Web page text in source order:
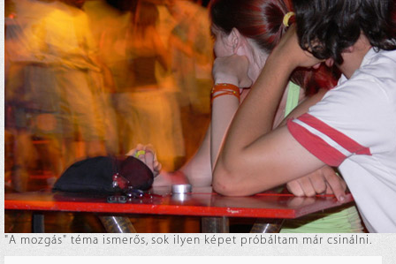
"A mozgás" téma ismerős, sok ilyen képet próbáltam már csinálni.